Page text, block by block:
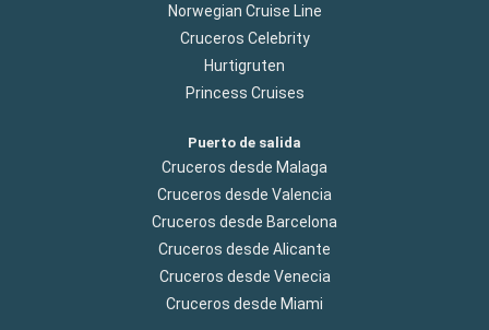
Norwegian Cruise Line
Cruceros Celebrity
Hurtigruten
Princess Cruises
Puerto de salida
Cruceros desde Malaga
Cruceros desde Valencia
Cruceros desde Barcelona
Cruceros desde Alicante
Cruceros desde Venecia
Cruceros desde Miami